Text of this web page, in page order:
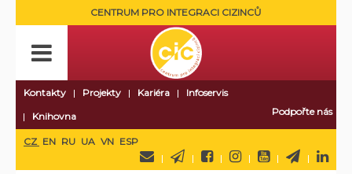
CENTRUM PRO INTEGRACI CIZINCŮ
Kontakty Projekty Kariéra
Infoservis
Knihovna
Podpořte nás
CZ EN RU UA VN ESP